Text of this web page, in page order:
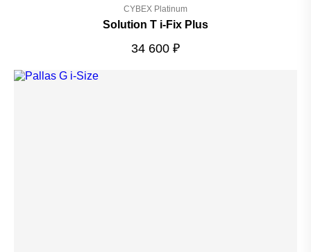
CYBEX Platinum
Solution T i-Fix Plus
34 600 ₽